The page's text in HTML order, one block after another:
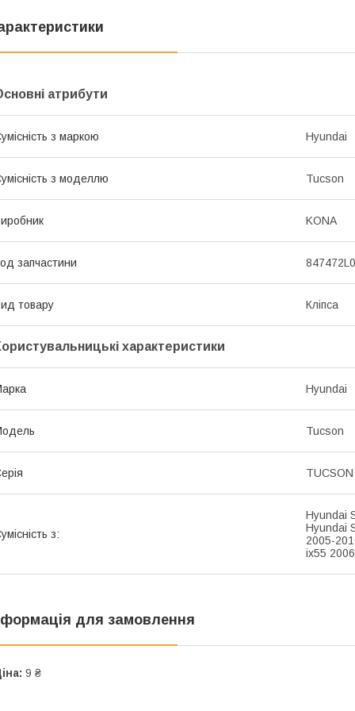
атрибути
з маркою Hyundai
з моделлю Tucson
KONA
запчастини
товару Кліпса
характеристики
Hyundai
Tucson
з:
Hyundai
Hyundai
2005-
ix55
для замовлення
9 ₴